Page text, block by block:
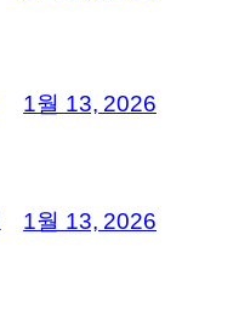
1월 13, 2026
1월 13, 2026